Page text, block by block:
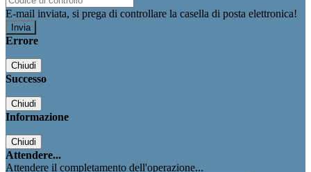
E-mail inviata, si prega di controllare la casella di posta elettronica!
Errore
Chiudi
Successo
Chiudi
Informazione
Chiudi
Attendere...
Attendere il completamento dell'operazione...